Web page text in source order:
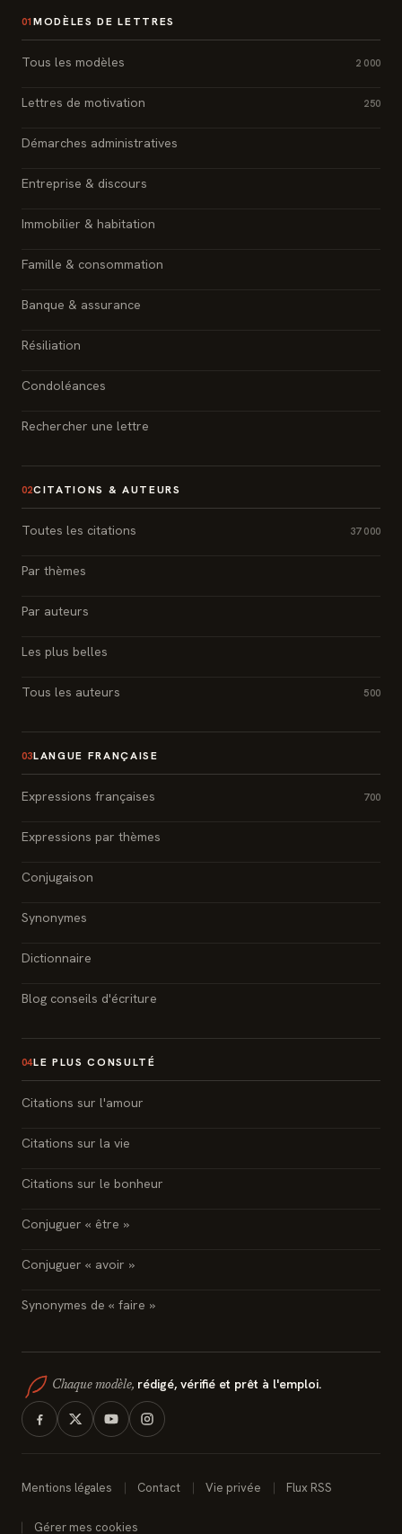
01 MODÈLES DE LETTRES
Tous les modèles 2 000
Lettres de motivation 250
Démarches administratives
Entreprise & discours
Immobilier & habitation
Famille & consommation
Banque & assurance
Résiliation
Condoléances
Rechercher une lettre
02CITATIONS & AUTEURS
Toutes les citations 37 000
Par thèmes
Par auteurs
Les plus belles
Tous les auteurs 500
03LANGUE FRANÇAISE
Expressions françaises 700
Expressions par thèmes
Conjugaison
Synonymes
Dictionnaire
Blog conseils d'écriture
04LE PLUS CONSULTÉ
Citations sur l'amour
Citations sur la vie
Citations sur le bonheur
Conjuguer « être »
Conjuguer « avoir »
Synonymes de « faire »
Chaque modèle, rédigé, vérifié et prêt à l'emploi.
Mentions légales Contact Vie privée Flux RSS
Gérer mes cookies